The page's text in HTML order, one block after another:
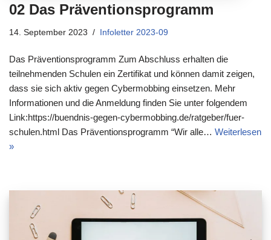
02 Das Präventionsprogramm
14. September 2023 Infoletter 2023-09
Das Präventionsprogramm Zum Abschluss erhalten die
teilnehmenden Schulen ein Zertifikat und können damit zeigen,
dass sie sich aktiv gegen Cybermobbing einsetzen. Mehr
Informationen und die Anmeldung finden Sie unter folgendem
Link:https://buendnis-gegen-cybermobbing.de/ratgeber/fuer-
schulen.html Das Präventionsprogramm “Wir alle… Weiterlesen
»